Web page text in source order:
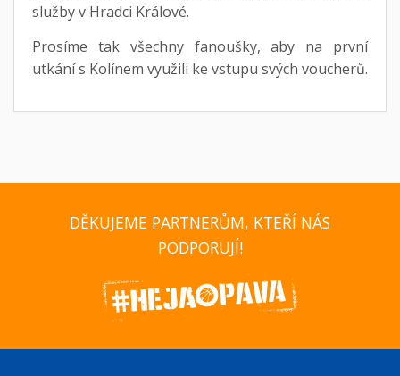
služby v Hradci Králové.
Prosíme tak všechny fanoušky, aby na první
utkání s Kolínem využili ke vstupu svých voucherů.
DĚKUJEME PARTNERŮM, KTEŘÍ NÁS
PODPORUJÍ!